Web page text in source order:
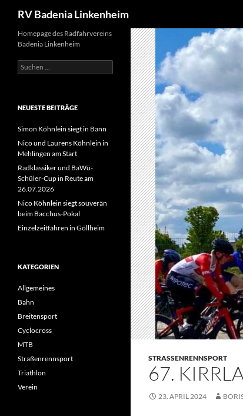
Inhalt
springen
RV Badenia Linkenheim
STRASSENRENNSPORT
67.
23. APRIL 2024
Homepage des Radfahrvereins
Badenia Linkenheim
Suchen
nach:
NEUESTE BEITRÄGE
Simon Köhnlein siegt in Bann
Nico und Laurens Köhnlein in
Mehlingen am Start
Radklassiker und BaWü-
Schüler-Cup in Reute am
26.07.2026
Nico Köhnlein siegt souverän
beim Bacchus-Pokal
Einzelzeitfahren in Göllheim
KATEGORIEN
Allgemeines
Bahn
Breitensport
Cyclocross
MTB
Straßenrennsport
Triathlon
Verein